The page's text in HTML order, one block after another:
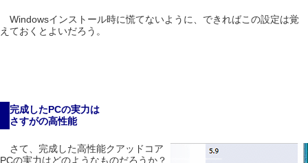
Windowsインストール時に慌てないように、できればこの設定は覚
えておくとよいだろう。
完成したPCの実力は
さすがの高性能
さて、完成した高性能クアッドコア
PCの実力はどのようなものだろうか？